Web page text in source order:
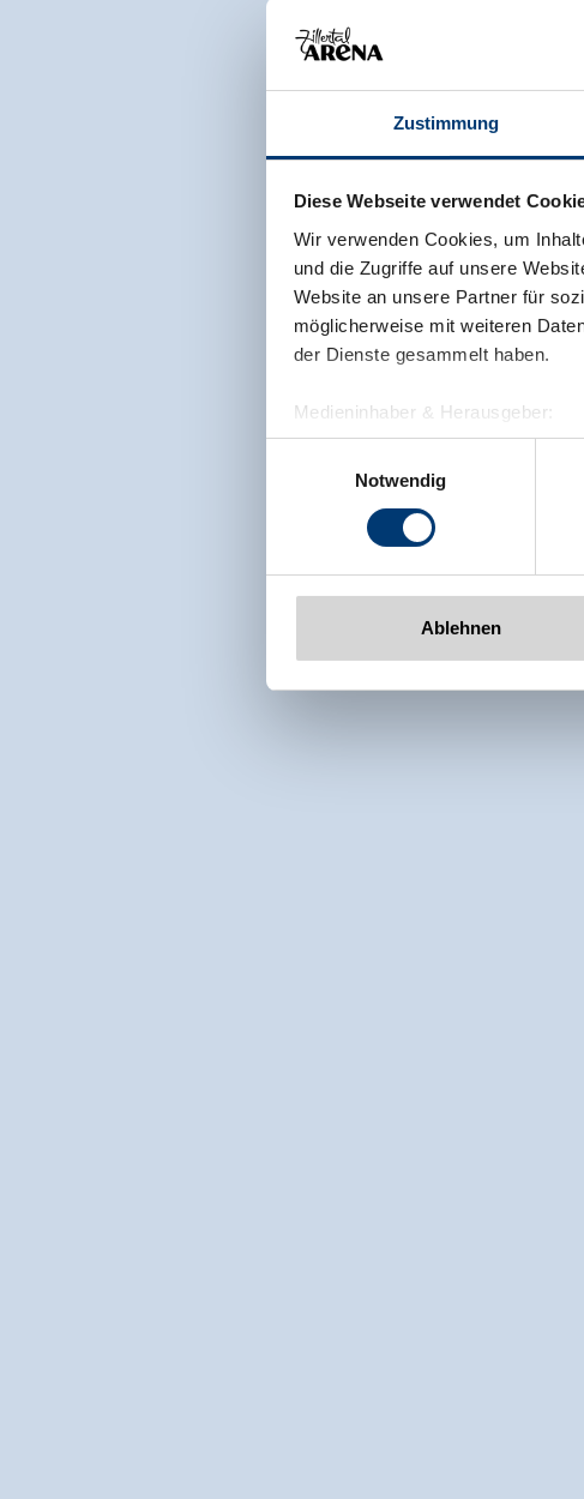
Zustimmung
Diese Webseite verwendet
Wir verwenden Cookies, um
und die Zugriffe auf unsere
Website an unsere Partner für
möglicherweise mit weiteren
der Dienste gesammelt haben.
Medieninhaber & Herausgeber:
Zeller Bergbahnen Zillertal
Rohr 23// A-6280 Zell am Ziller
www.zillertalarena.com
Notwendig
Ablehnen